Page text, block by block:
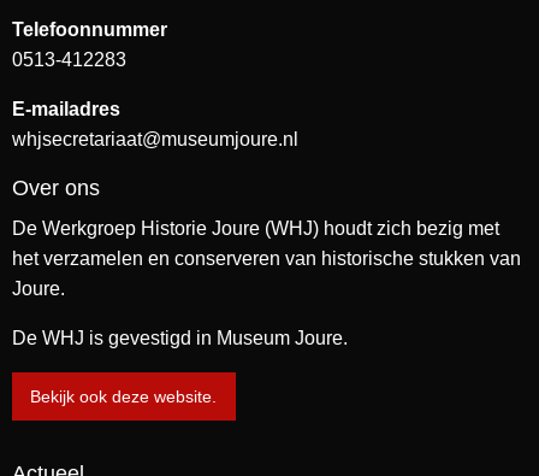
Telefoonnummer
0513-412283
E-mailadres
whjsecretariaat@museumjoure.nl
Over ons
De Werkgroep Historie Joure (WHJ) houdt zich bezig met
het verzamelen en conserveren van historische stukken van
Joure.
De WHJ is gevestigd in Museum Joure.
Bekijk ook deze website.